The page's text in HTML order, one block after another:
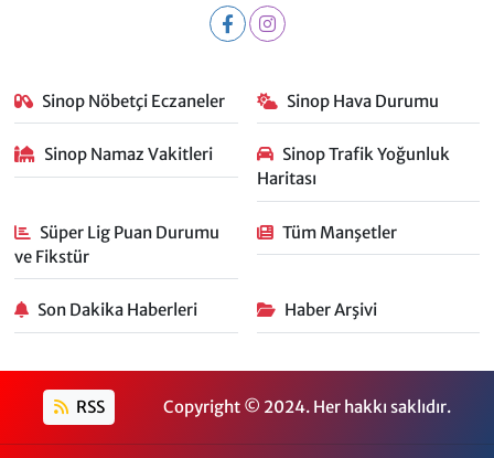
Sinop Nöbetçi Eczaneler Sinop Hava Durumu
Sinop Namaz Vakitleri
Sinop Trafik Yoğunluk
Haritası
Süper Lig Puan Durumu
ve Fikstür
Tüm Manşetler
Son Dakika Haberleri Haber Arşivi
RSS Copyright © 2024. Her hakkı saklıdır.